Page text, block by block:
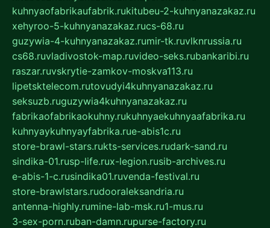
kuhnyaofabrikaufabrik.rukitubeu-2-kuhnyanazakaz.ru
xehyroo-5-kuhnyanazakaz.rucs-68.ru
guzywia-4-kuhnyanazakaz.rumir-tk.ruvlknrussia.ru
cs68.ruvladivostok-map.ruvideo-seks.rubankaribi.ru
raszar.ruvskrytie-zamkov-moskva113.ru
lipetsktelecom.rutovudyi4kuhnyanazakaz.ru
seksuzb.ruguzywia4kuhnyanazakaz.ru
fabrikaofabrikaokuhny.rukuhnyaekuhnyaafabrika.ru
kuhnyaykuhnyayfabrika.rue-abis1c.ru
store-brawl-stars.rukts-services.rudark-sand.ru
sindika-01.rusp-life.rux-legion.rusib-archives.ru
e-abis-1-c.rusindika01.ruvenda-festival.ru
store-brawlstars.rudooraleksandria.ru
antenna-highly.rumine-lab-msk.ru1-mus.ru
3-sex-porn.ruban-damn.rupurse-factory.ru